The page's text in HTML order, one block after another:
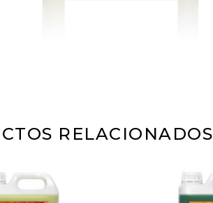
RELACIONADOS